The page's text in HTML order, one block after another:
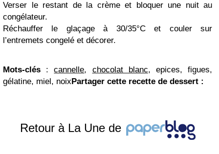
Verser le restant de la crème et bloquer une nuit au
congélateur.
Réchauffer le glaçage à 30/35°C et couler sur
l’entremets congelé et décorer.
Mots-clés :cannelle, chocolat blanc, epices, figues,
gélatine, miel, noixPartager cette recette de dessert :
Retour à La Une de